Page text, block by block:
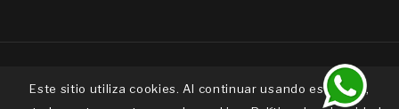
Este sitio utiliza cookies. Al continuar usando este sitio,
© 2026 - Software de comercio electrónico de PrestaShop™